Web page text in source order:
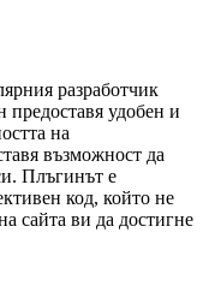
разработчик
удобен и
на
възможност да
Плъгинът е
код, който не
сайта ви да достигне